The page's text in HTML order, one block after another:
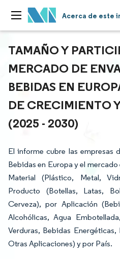
Acerca de este
TAMAÑO Y
MERCADO DE
BEBIDAS EN
DE CRECIMIENTO
(2025 - 2030)
El informe cubre las empresas
Bebidas en Europa y el
Material (Plástico, Metal,
Producto (Botellas, Latas,
Cerveza), por Aplicación
Alcohólicas, Agua
Verduras, Bebidas
Otras Aplicaciones) y por País.